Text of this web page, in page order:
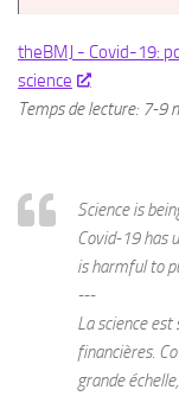
theBMJ - Covid-19:
science
Temps de lecture: 7-9
Science is
Covid-19 has
is harmful to
---
La science
financières.
grande